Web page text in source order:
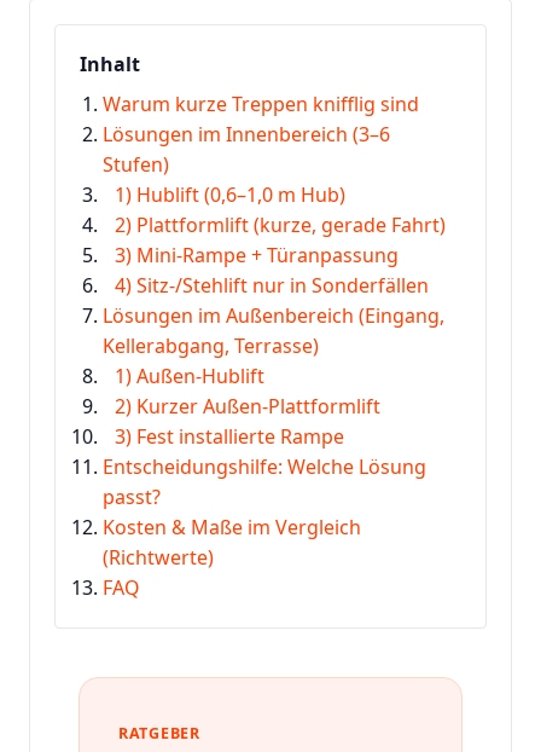
Inhalt
Warum kurze Treppen knifflig sind
Lösungen im Innenbereich (3–6
Stufen)
1) Hublift (0,6–1,0 m Hub)
2) Plattformlift (kurze, gerade Fahrt)
3) Mini-Rampe + Türanpassung
4) Sitz-/Stehlift nur in Sonderfällen
Lösungen im Außenbereich (Eingang,
Kellerabgang, Terrasse)
1) Außen-Hublift
2) Kurzer Außen-Plattformlift
3) Fest installierte Rampe
Entscheidungshilfe: Welche Lösung
passt?
Kosten & Maße im Vergleich
(Richtwerte)
FAQ
RATGEBER